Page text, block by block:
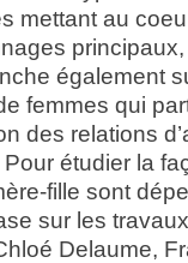
mettant au
également
femmes qui
des relations
étudier la
fille sont
sur les
Delaume,